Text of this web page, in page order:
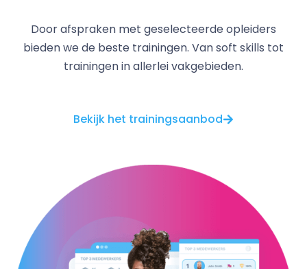
Door afspraken met geselecteerde opleiders
bieden we de beste trainingen. Van soft skills tot
trainingen in allerlei vakgebieden.
Bekijk het trainingsaanbod